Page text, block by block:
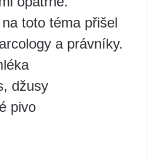
toto téma přišel
a právníky.
džusy
pivo